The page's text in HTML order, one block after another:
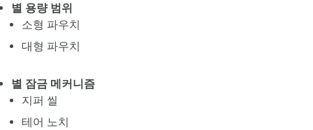
별 용량 범위
소형 파우치
대형 파우치
별 잠금 메커니즘
지퍼 씰
테어 노치